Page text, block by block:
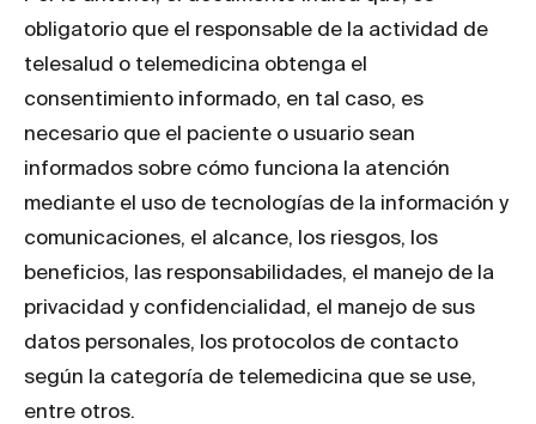
obligatorio que el responsable de la actividad de
telesalud o telemedicina obtenga el
consentimiento informado, en tal caso, es
necesario que el paciente o usuario sean
informados sobre cómo funciona la atención
mediante el uso de tecnologías de la información y
comunicaciones, el alcance, los riesgos, los
beneficios, las responsabilidades, el manejo de la
privacidad y confidencialidad, el manejo de sus
datos personales, los protocolos de contacto
según la categoría de telemedicina que se use,
entre otros.